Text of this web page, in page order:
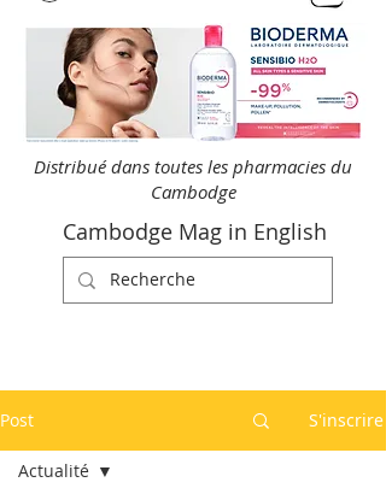
Distribué dans toutes les pharmacies du
Cambodge
Cambodge Mag in English
Post S'inscrire
Actualité